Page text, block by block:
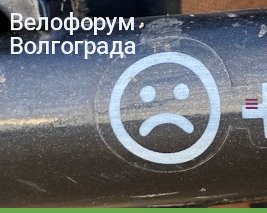
Велофорум
Волгограда